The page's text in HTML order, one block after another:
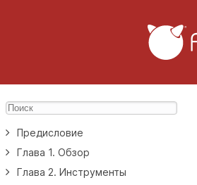
Предисловие
Глава 1. Обзор
Глава 2. Инструменты